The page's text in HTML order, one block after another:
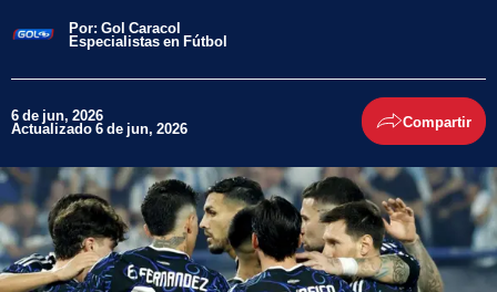
Por: Gol Caracol
Especialistas en Fútbol
6 de jun, 2026
Actualizado 6 de jun, 2026 Compartir